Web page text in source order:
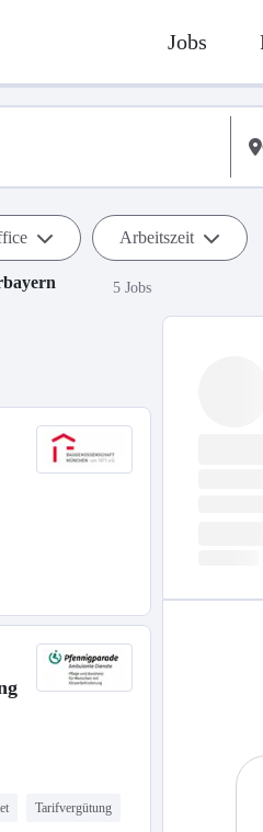
Jobs
Arbeitszeit
5 Jobs
Tarifvergütung